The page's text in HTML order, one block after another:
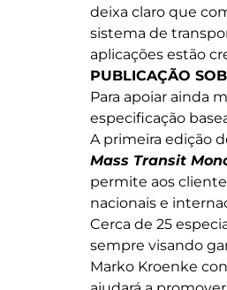
deixa claro que
sistema de
aplicações estão
PUBLICAÇÃO
Para apoiar ainda
especificação
A primeira edição
Mass Transit
permite aos
nacionais e
Cerca de 25
sempre visando
Marko Kroenke